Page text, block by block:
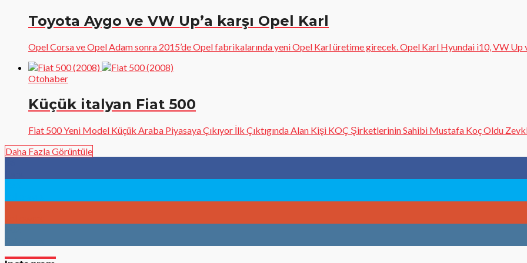
Toyota Aygo ve VW Up’a karşı Opel Karl
Opel Corsa ve Opel Adam sonra 2015’de Opel fabrikalarında yeni Opel Karl üretime girecek. Opel Karl Hyundai i10, VW Up
Otohaber
Küçük italyan Fiat 500
Fiat 500 Yeni Model Küçük Araba Piyasaya Çıkıyor İlk Çıktıgında Alan Kişi KOÇ Şirketlerinin Sahibi Mustafa Koç Oldu
Daha Fazla Görüntüle